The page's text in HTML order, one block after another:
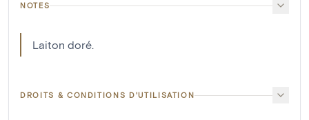
NOTES
Laiton doré.
DROITS & CONDITIONS D'UTILISATION